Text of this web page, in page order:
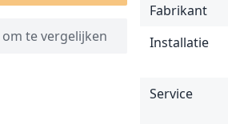
te vergelijken
Fabrikant
Installatie
Service